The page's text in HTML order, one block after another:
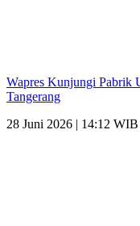
Wapres Kunjungi Pabrik
Tangerang
28 Juni 2026 | 14:12 WIB